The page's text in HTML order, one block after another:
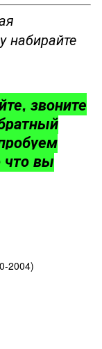
набирайте
звоните
что вы
2004)